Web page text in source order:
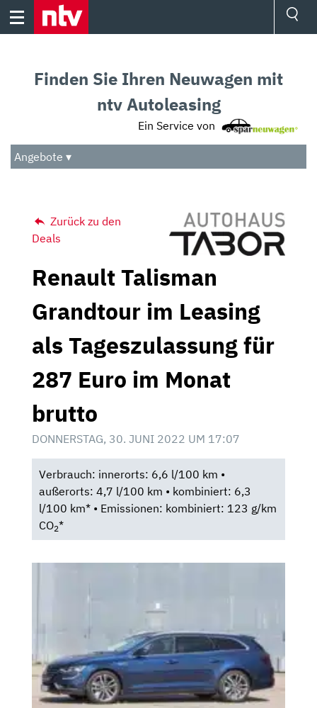
Skip
Audio
Das Beste
Finden Sie Ihren Neuwagen mit
ntv Autoleasing
Ein Service von
Angebote ▾
Zurück zu den
Deals
Renault Talisman
Grandtour im Leasing
als Tageszulassung für
287 Euro im Monat
brutto
DONNERSTAG, 30. JUNI 2022 UM 17:07
Verbrauch: innerorts: 6,6 l/100 km •
außerorts: 4,7 l/100 km • kombiniert: 6,3
l/100 km* • Emissionen: kombiniert: 123 g/km
CO2*